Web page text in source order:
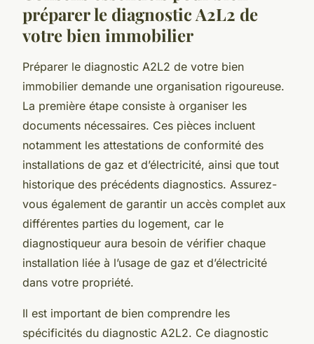
préparer le diagnostic A2L2 de
votre bien immobilier
Préparer le diagnostic A2L2 de votre bien
immobilier demande une organisation rigoureuse.
La première étape consiste à organiser les
documents nécessaires. Ces pièces incluent
notamment les attestations de conformité des
installations de gaz et d’électricité, ainsi que tout
historique des précédents diagnostics. Assurez-
vous également de garantir un accès complet aux
différentes parties du logement, car le
diagnostiqueur aura besoin de vérifier chaque
installation liée à l’usage de gaz et d’électricité
dans votre propriété.
Il est important de bien comprendre les
spécificités du diagnostic A2L2. Ce diagnostic